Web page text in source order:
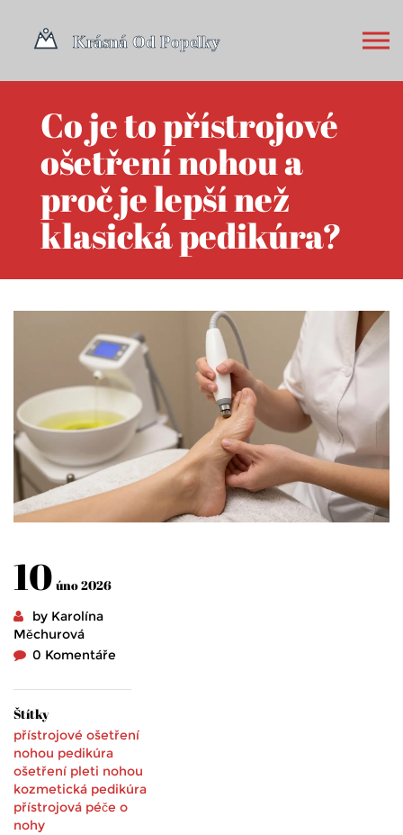
Co je to přístrojové
ošetření nohou a
proč je lepší než
klasická pedikúra?
10 úno 2026
by Karolína
Měchurová
0 Komentáře
Štítky
přístrojové ošetření
nohou pedikúra
ošetření pleti nohou
kozmetická pedikúra
přístrojová péče o
nohy